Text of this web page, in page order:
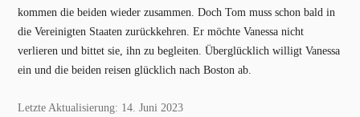
kommen die beiden wieder zusammen. Doch Tom muss schon bald in
die Vereinigten Staaten zurückkehren. Er möchte Vanessa nicht
verlieren und bittet sie, ihn zu begleiten. Überglücklich willigt Vanessa
ein und die beiden reisen glücklich nach Boston ab.
Letzte Aktualisierung: 14. Juni 2023